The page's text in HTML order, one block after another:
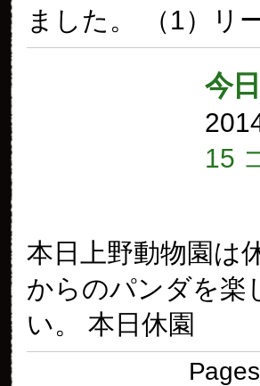
ました。 （1）リ
今
15
本日上野動物園は
からのパンダを楽
い。 本日休園